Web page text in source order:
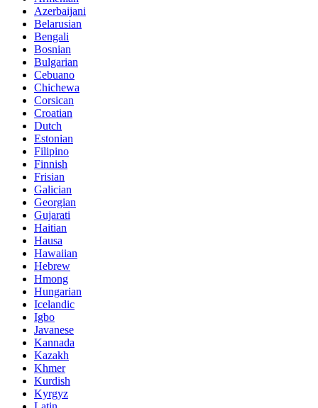
Azerbaijani
Belarusian
Bengali
Bosnian
Bulgarian
Cebuano
Chichewa
Corsican
Croatian
Dutch
Estonian
Filipino
Finnish
Frisian
Galician
Georgian
Gujarati
Haitian
Hausa
Hawaiian
Hebrew
Hmong
Hungarian
Icelandic
Igbo
Javanese
Kannada
Kazakh
Khmer
Kurdish
Kyrgyz